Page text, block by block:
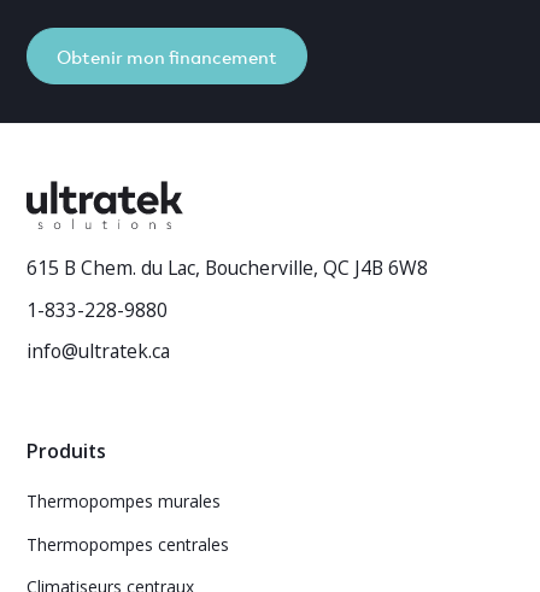
Obtenir mon financement
615 B Chem. du Lac, Boucherville, QC J4B 6W8
1-833-228-9880
info@ultratek.ca
Produits
Thermopompes murales
Thermopompes centrales
Climatiseurs centraux